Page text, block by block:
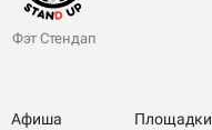
Фэт Стендап
Афиша Площадки